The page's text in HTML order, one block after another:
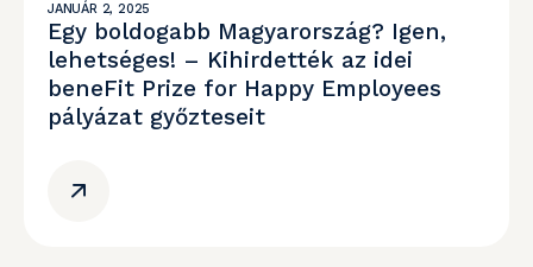
JANUÁR 2, 2025
Egy boldogabb Magyarország? Igen,
lehetséges! – Kihirdették az idei
beneFit Prize for Happy Employees
pályázat győzteseit